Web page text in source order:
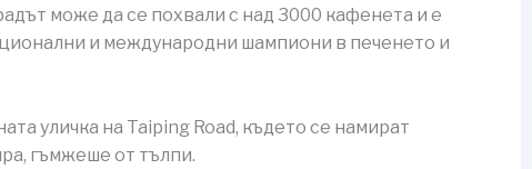
може да се похвали с над 3000 кафенета и е
и международни шампиони в печенето и
уличка на Taiping Road, където се намират
гъмжеше от тълпи.